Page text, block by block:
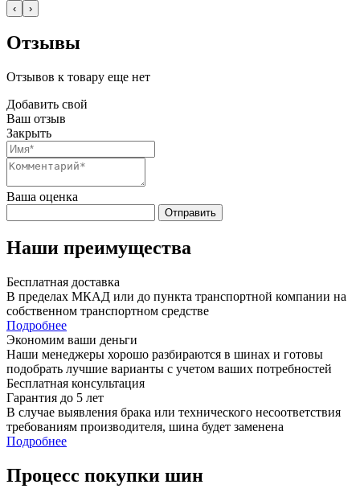
‹ ›
Отзывы
Отзывов к товару еще нет
Добавить свой
Ваш отзыв
Закрыть
Ваша оценка
Отправить
Наши преимущества
Бесплатная доставка
В пределах МКАД или до пункта транспортной компании на
собственном транспортном средстве
Подробнее
Экономим ваши деньги
Наши менеджеры хорошо разбираются в шинах и готовы
подобрать лучшие варианты с учетом ваших потребностей
Бесплатная консультация
Гарантия до 5 лет
В случае выявления брака или технического несоответствия
требованиям производителя, шина будет заменена
Подробнее
Процесс покупки шин